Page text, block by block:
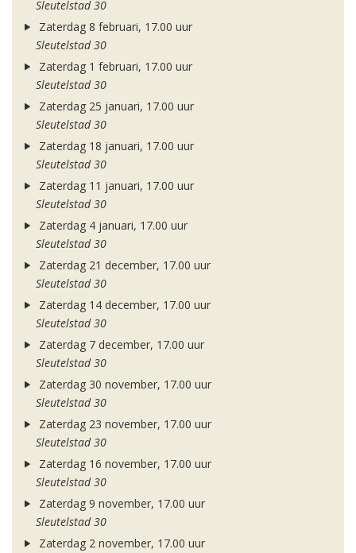
Sleutelstad 30
Zaterdag 8 februari, 17.00 uur
Sleutelstad 30
Zaterdag 1 februari, 17.00 uur
Sleutelstad 30
Zaterdag 25 januari, 17.00 uur
Sleutelstad 30
Zaterdag 18 januari, 17.00 uur
Sleutelstad 30
Zaterdag 11 januari, 17.00 uur
Sleutelstad 30
Zaterdag 4 januari, 17.00 uur
Sleutelstad 30
Zaterdag 21 december, 17.00 uur
Sleutelstad 30
Zaterdag 14 december, 17.00 uur
Sleutelstad 30
Zaterdag 7 december, 17.00 uur
Sleutelstad 30
Zaterdag 30 november, 17.00 uur
Sleutelstad 30
Zaterdag 23 november, 17.00 uur
Sleutelstad 30
Zaterdag 16 november, 17.00 uur
Sleutelstad 30
Zaterdag 9 november, 17.00 uur
Sleutelstad 30
Zaterdag 2 november, 17.00 uur